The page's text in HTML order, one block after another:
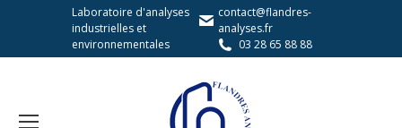
Laboratoire d'analyses
industrielles et
environnementales
contact@flandres-
analyses.fr
03 28 65 88 88